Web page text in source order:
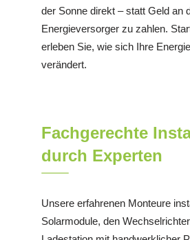
der Sonne direkt – statt Geld an
Energieversorger zu zahlen.
erleben Sie, wie sich Ihre
verändert.
Fachgerechte
durch Experten
Unsere erfahrenen Monteure
Solarmodule, den